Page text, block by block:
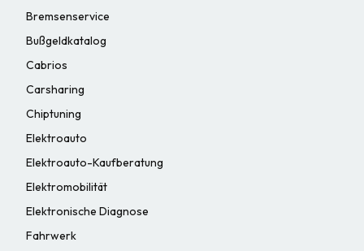
Bremsenservice
Bußgeldkatalog
Cabrios
Carsharing
Chiptuning
Elektroauto
Elektroauto-Kaufberatung
Elektromobilität
Elektronische Diagnose
Fahrwerk